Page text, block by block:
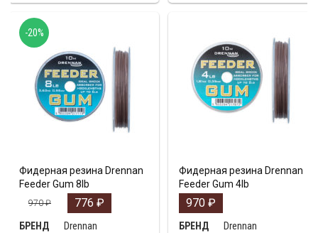
Фидерная резина Drennan
Feeder Gum 8lb
970₽ 776 ₽
БРЕНД Drennan
-20%
Фидерная резина Drennan
Feeder Gum 4lb
970 ₽
БРЕНД Drennan